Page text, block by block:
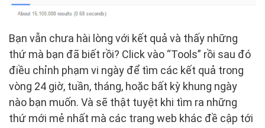
Bạn vẫn chưa hài lòng với kết quả và thấy những
thứ mà bạn đã biết rồi? Click vào “Tools” rồi sau đó
điều chỉnh phạm vi ngày để tìm các kết quả trong
vòng 24 giờ, tuần, tháng, hoặc bất kỳ khung ngày
nào bạn muốn. Và sẽ thật tuyệt khi tìm ra những
thứ mới mẻ nhất mà các trang web khác đề cập tới